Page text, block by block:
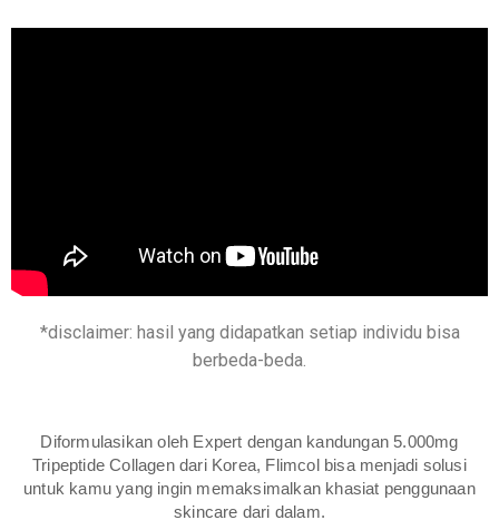
*disclaimer: hasil yang didapatkan setiap individu bisa
berbeda-beda.
Diformulasikan oleh Expert dengan kandungan 5.000mg
Tripeptide Collagen dari Korea, Flimcol bisa menjadi solusi
untuk kamu yang ingin memaksimalkan khasiat penggunaan
skincare dari dalam.